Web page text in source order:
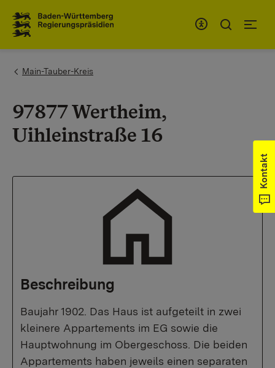
You are here:
Main-Tauber-Kreis
97877 Wertheim,
Uihleinstraße 16
Beschreibung
Baujahr 1902. Das Haus ist aufgeteilt in zwei
kleinere Appartements im EG sowie die
Hauptwohnung im Obergeschoss. Die beiden
Appartements haben jeweils einen separaten
Kontakt